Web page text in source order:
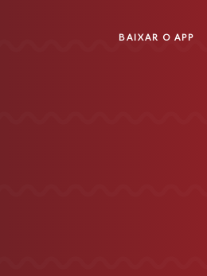
BAIXAR O APP